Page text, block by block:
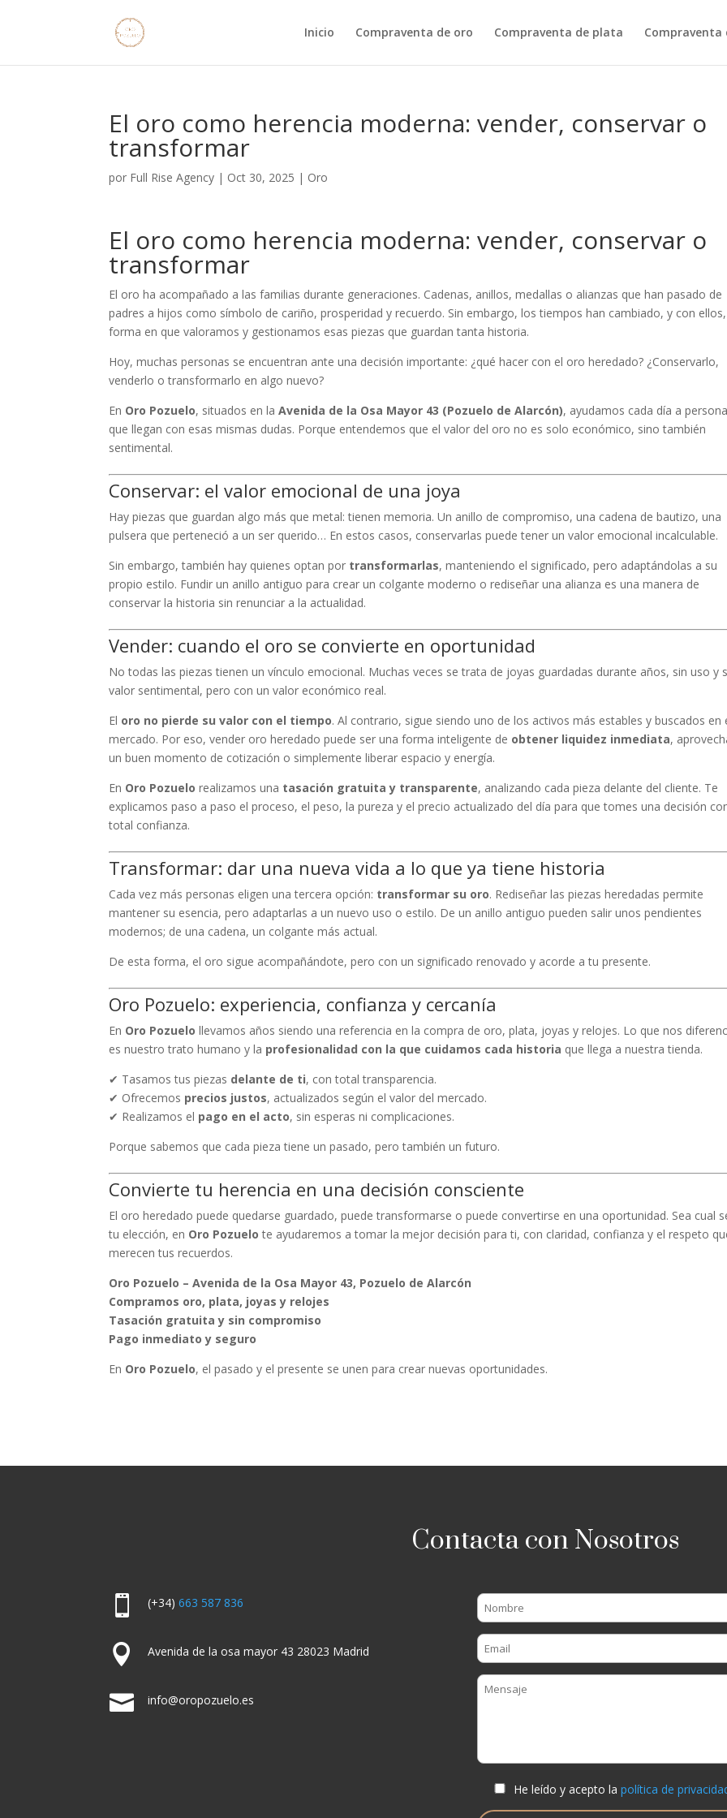
Inicio Compraventa de oro Compraventa de plata Compraventa
El oro como herencia moderna: vender, conservar o
transformar
por Full Rise Agency | Oct 30, 2025 | Oro
El oro como herencia moderna: vender, conservar o
transformar
El oro ha acompañado a las familias durante generaciones. Cadenas, anillos, medallas o alianzas que han pasado de
padres a hijos como símbolo de cariño, prosperidad y recuerdo. Sin embargo, los tiempos han cambiado, y con
forma en que valoramos y gestionamos esas piezas que guardan tanta historia.
Hoy, muchas personas se encuentran ante una decisión importante: ¿qué hacer con el oro heredado? ¿Conservarlo,
venderlo o transformarlo en algo nuevo?
En Oro Pozuelo, situados en laAvenida de la Osa Mayor 43 (Pozuelo de Alarcón), ayudamos cada día a
que llegan con esas mismas dudas. Porque entendemos que el valor del oro no es solo económico, sino también
sentimental.
Conservar: el valor emocional de una joya
Hay piezas que guardan algo más que metal: tienen memoria. Un anillo de compromiso, una cadena de bautizo, una
pulsera que perteneció a un ser querido… En estos casos, conservarlas puede tener un valor emocional incalculable.
Sin embargo, también hay quienes optan por transformarlas, manteniendo el significado, pero adaptándolas a su
propio estilo. Fundir un anillo antiguo para crear un colgante moderno o rediseñar una alianza es una manera de
conservar la historia sin renunciar a la actualidad.
Vender: cuando el oro se convierte en oportunidad
No todas las piezas tienen un vínculo emocional. Muchas veces se trata de joyas guardadas durante años, sin uso y
valor sentimental, pero con un valor económico real.
El oro no pierde su valor con el tiempo. Al contrario, sigue siendo uno de los activos más estables y buscados en
mercado. Por eso, vender oro heredado puede ser una forma inteligente de obtener liquidez inmediata,
un buen momento de cotización o simplemente liberar espacio y energía.
En Oro Pozuelo realizamos una tasación gratuita y transparente, analizando cada pieza delante del cliente. Te
explicamos paso a paso el proceso, el peso, la pureza y el precio actualizado del día para que tomes una decisión
total confianza.
Transformar: dar una nueva vida a lo que ya tiene historia
Cada vez más personas eligen una tercera opción: transformar su oro. Rediseñar las piezas heredadas permite
mantener su esencia, pero adaptarlas a un nuevo uso o estilo. De un anillo antiguo pueden salir unos pendientes
modernos; de una cadena, un colgante más actual.
De esta forma, el oro sigue acompañándote, pero con un significado renovado y acorde a tu presente.
Oro Pozuelo: experiencia, confianza y cercanía
En Oro Pozuelo llevamos años siendo una referencia en la compra de oro, plata, joyas y relojes. Lo que nos
es nuestro trato humano y la profesionalidad con la que cuidamos cada historia que llega a nuestra tienda.
✔ Tasamos tus piezas delante de ti, con total transparencia.
✔ Ofrecemos precios justos, actualizados según el valor del mercado.
✔ Realizamos el pago en el acto, sin esperas ni complicaciones.
Porque sabemos que cada pieza tiene un pasado, pero también un futuro.
Convierte tu herencia en una decisión consciente
El oro heredado puede quedarse guardado, puede transformarse o puede convertirse en una oportunidad. Sea cual
tu elección, en Oro Pozuelo te ayudaremos a tomar la mejor decisión para ti, con claridad, confianza y el respeto
merecen tus recuerdos.
Oro Pozuelo – Avenida de la Osa Mayor 43, Pozuelo de Alarcón
Compramos oro, plata, joyas y relojes
Tasación gratuita y sin compromiso
Pago inmediato y seguro
En Oro Pozuelo, el pasado y el presente se unen para crear nuevas oportunidades.
Contacta con Nosotros
 (+34) 663 587 836
 Avenida de la osa mayor 43 28023 Madrid
 info@oropozuelo.es
He leído y acepto lapolítica de